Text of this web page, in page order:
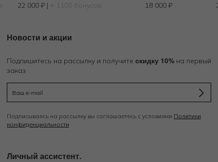
22 000 ₽| + 1100 бонусов 18 000 ₽
Новости и акции
Подпишитесь на рассылку и получите скидку 10% на первый
заказ
Подписываясь на рассылку вы соглашаетесь с условиями Политики
конфиденциальности
Личный ассистент.